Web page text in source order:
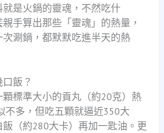
是火鍋的靈魂，不然吃什
手算出那些「靈魂」的熱量，
涮鍋，都默默吃進半天的熱
飯？
標準大小的貢丸（約20克）熱
不多，但吃五顆就逼近350大
（約280大卡）再加一匙油。更